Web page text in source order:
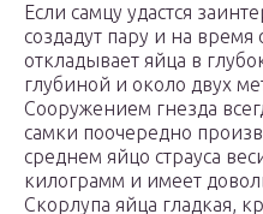
Если самцу удастся
создадут пару и на время
откладывает яйца в
глубиной и около двух
Сооружением гнезда
самки поочередно
среднем яйцо страуса
килограмм и имеет
Скорлупа яйца гладкая,